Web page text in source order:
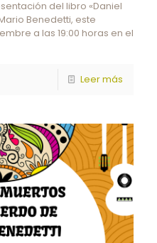
del libro «Daniel
Benedetti, este
a las 19:00 horas en el
Leer más